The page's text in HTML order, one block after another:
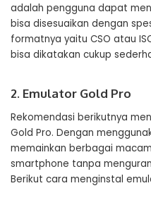
adalah pengguna dapat
bisa disesuaikan dengan
formatnya yaitu CSO atau
bisa dikatakan cukup
2. Emulator Gold Pro
Rekomendasi berikutnya
Gold Pro. Dengan
memainkan berbagai
smartphone tanpa
Berikut cara menginstal